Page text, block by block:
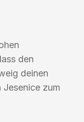
den
deinen
zum